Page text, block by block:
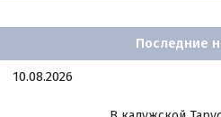
Последние
10.08.2026